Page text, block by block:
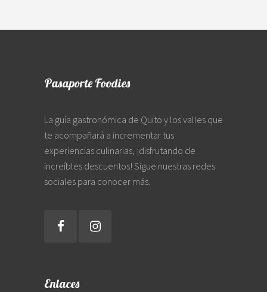
Pasaporte Foodies
La guía gastronómica de Quito y los valles que
te acompañará a incrementar tus
experiencias culinarias, ¡disfrutando de
increíbles descuentos! Sigue nuestras redes
sociales para conocer más.
Enlaces